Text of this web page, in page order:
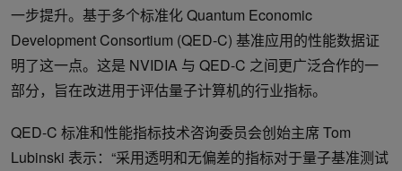
一步提升。基于多个标准化 Quantum Economic
Development Consortium (QED-C) 基准应用的性能数据证
明了这一点。这是 NVIDIA 与 QED-C 之间更广泛合作的一
部分，旨在改进用于评估量子计算机的行业指标。
QED-C 标准和性能指标技术咨询委员会创始主席 Tom
Lubinski 表示：“采用透明和无偏差的指标对于量子基准测试